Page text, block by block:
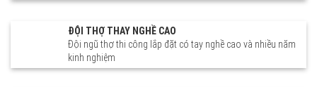
ĐỘI THỢ THAY NGHỀ CAO
Đội ngũ thợ thi công lắp đặt có tay nghề cao và nhiều năm
kinh nghiệm